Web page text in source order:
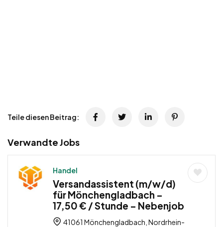
Teile diesen Beitrag:
Verwandte Jobs
Handel
Versandassistent (m/w/d)
für Mönchengladbach –
17,50 € / Stunde – Nebenjob
41061 Mönchengladbach, Nordrhein-